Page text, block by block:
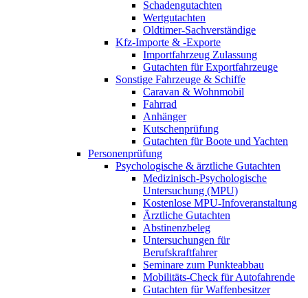
Schadengutachten
Wertgutachten
Oldtimer-Sachverständige
Kfz-Importe & -Exporte
Importfahrzeug Zulassung
Gutachten für Exportfahrzeuge
Sonstige Fahrzeuge & Schiffe
Caravan & Wohnmobil
Fahrrad
Anhänger
Kutschenprüfung
Gutachten für Boote und Yachten
Personenprüfung
Psychologische & ärztliche Gutachten
Medizinisch-Psychologische
Untersuchung (MPU)
Kostenlose MPU-Infoveranstaltung
Ärztliche Gutachten
Abstinenzbeleg
Untersuchungen für
Berufskraftfahrer
Seminare zum Punkteabbau
Mobilitäts-Check für Autofahrende
Gutachten für Waffenbesitzer